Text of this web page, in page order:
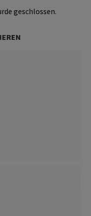
geschlossen.